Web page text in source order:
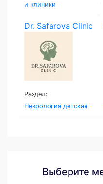
и клиники
Dr. Safarova Clinic
Раздел:
Неврология детская
Выберите